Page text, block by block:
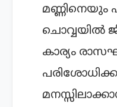
മണ്ണിനെയും
ചൊവ്വയിൽ
കാര്യം